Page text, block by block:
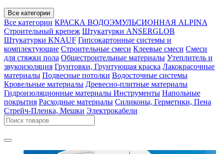
Все категории
Все категории КРАСКА ВОДОЭМУЛЬСИОННАЯ ALPINA
Строительный крепеж Штукатурки ANSERGLOB
Штукатурки KNAUF Гипсокартонные системы и
комплектующие Строительные смеси Клеевые смеси Смеси
для стяжки пола Общестроительные материалы Утеплитель и
звукоизоляция Грунтовки, Грунтующая краска Лакокрасочные
материалы Подвесные потолки Водосточные системы
Кровельные материалы Древесно-плитные материалы
Гидроизоляционные материалы Инструменты Напольные
покрытия Расходные материалы Силиконы, Герметики, Пена
Стрейч-Пленка, Мешки Электрокабели